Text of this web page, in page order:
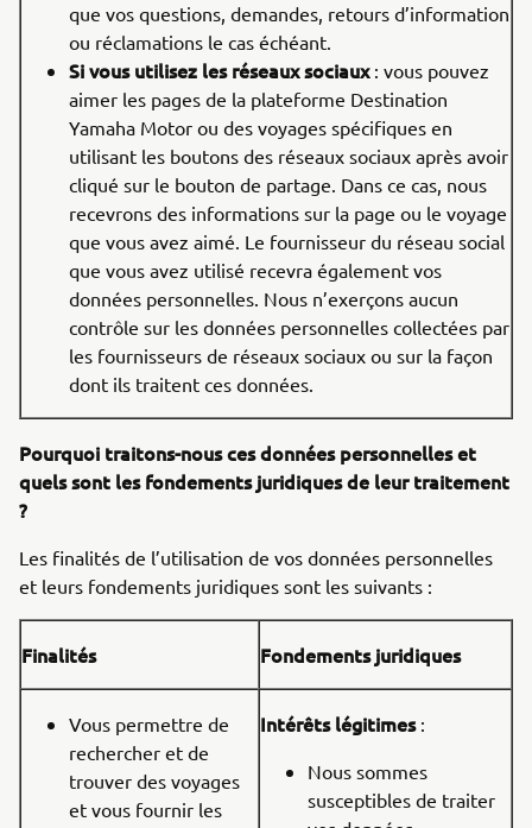
que vos questions, demandes, retours d’information
ou réclamations le cas échéant.
Si vous utilisez les réseaux sociaux: vous pouvez
aimer les pages de la plateforme Destination
Yamaha Motor ou des voyages spécifiques en
utilisant les boutons des réseaux sociaux après avoir
cliqué sur le bouton de partage. Dans ce cas, nous
recevrons des informations sur la page ou le voyage
que vous avez aimé. Le fournisseur du réseau social
que vous avez utilisé recevra également vos
données personnelles. Nous n’exerçons aucun
contrôle sur les données personnelles collectées par
les fournisseurs de réseaux sociaux ou sur la façon
dont ils traitent ces données.
Pourquoi traitons-nous ces données personnelles et
quels sont les fondements juridiques de leur traitement
?
Les finalités de l’utilisation de vos données personnelles
et leurs fondements juridiques sont les suivants :
Finalités Fondements juridiques
Vous permettre de
rechercher et de
trouver des voyages
et vous fournir les
Intérêts légitimes:
Nous sommes
susceptibles de traiter